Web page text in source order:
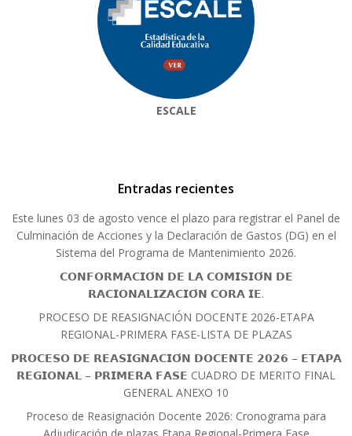
ESCALE
Entradas recientes
Este lunes 03 de agosto vence el plazo para registrar el Panel de
Culminación de Acciones y la Declaración de Gastos (DG) en el
Sistema del Programa de Mantenimiento 2026.
𝗖𝗢𝗡𝗙𝗢𝗥𝗠𝗔𝗖𝗜𝗢́𝗡 𝗗𝗘 𝗟𝗔 𝗖𝗢𝗠𝗜𝗦𝗜𝗢́𝗡 𝗗𝗘
𝗥𝗔𝗖𝗜𝗢𝗡𝗔𝗟𝗜𝗭𝗔𝗖𝗜𝗢́𝗡 𝗖𝗢𝗥𝗔 𝗜𝗘.
PROCESO DE REASIGNACIÓN DOCENTE 2026-ETAPA
REGIONAL-PRIMERA FASE-LISTA DE PLAZAS
𝗣𝗥𝗢𝗖𝗘𝗦𝗢 𝗗𝗘 𝗥𝗘𝗔𝗦𝗜𝗚𝗡𝗔𝗖𝗜𝗢́𝗡 𝗗𝗢𝗖𝗘𝗡𝗧𝗘 𝟮𝟬𝟮𝟲 – 𝗘𝗧𝗔𝗣𝗔
𝗥𝗘𝗚𝗜𝗢𝗡𝗔𝗟 – 𝗣𝗥𝗜𝗠𝗘𝗥𝗔 𝗙𝗔𝗦𝗘 CUADRO DE MERITO FINAL
GENERAL ANEXO 10
Proceso de Reasignación Docente 2026: Cronograma para